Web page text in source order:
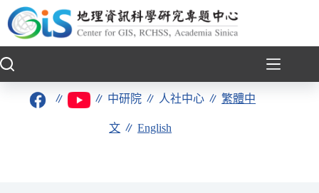
至
要
∥ ∥ 中研院 ∥ 人社中心 ∥繁體中
文 ∥English